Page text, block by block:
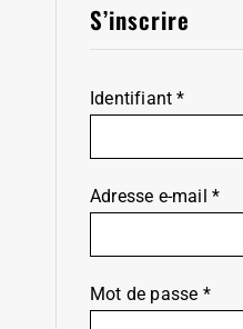
S’inscrire
Identifiant*
Adresse e-mail *
Mot de passe *